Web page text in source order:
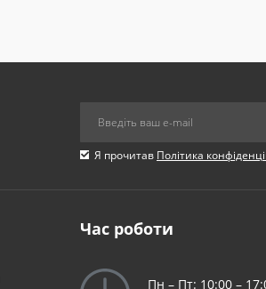
Я прочитав Політика
Час роботи
Пн – Пт: 10:00 –